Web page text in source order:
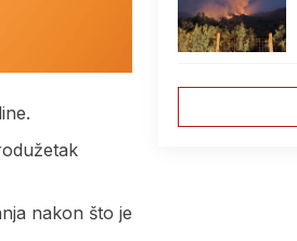
nakon što je